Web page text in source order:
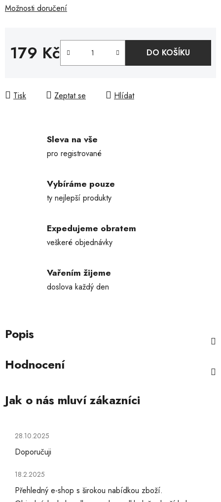
Možnosti doručení
179 Kč DO KOŠÍKU
Tisk Zeptat se Hlídat
Sleva na vše
pro registrované
Vybíráme pouze
ty nejlepší produkty
Expedujeme obratem
veškeré objednávky
Vařením žijeme
doslova každý den
Popis
Hodnocení
Hodnocení obchodu je 5 z 5 hvězdiček.
28.10.2025
Doporučuji
Hodnocení obchodu je 5 z 5 hvězdiček.
18.2.2025
Přehledný e-shop s širokou nabídkou zboží.